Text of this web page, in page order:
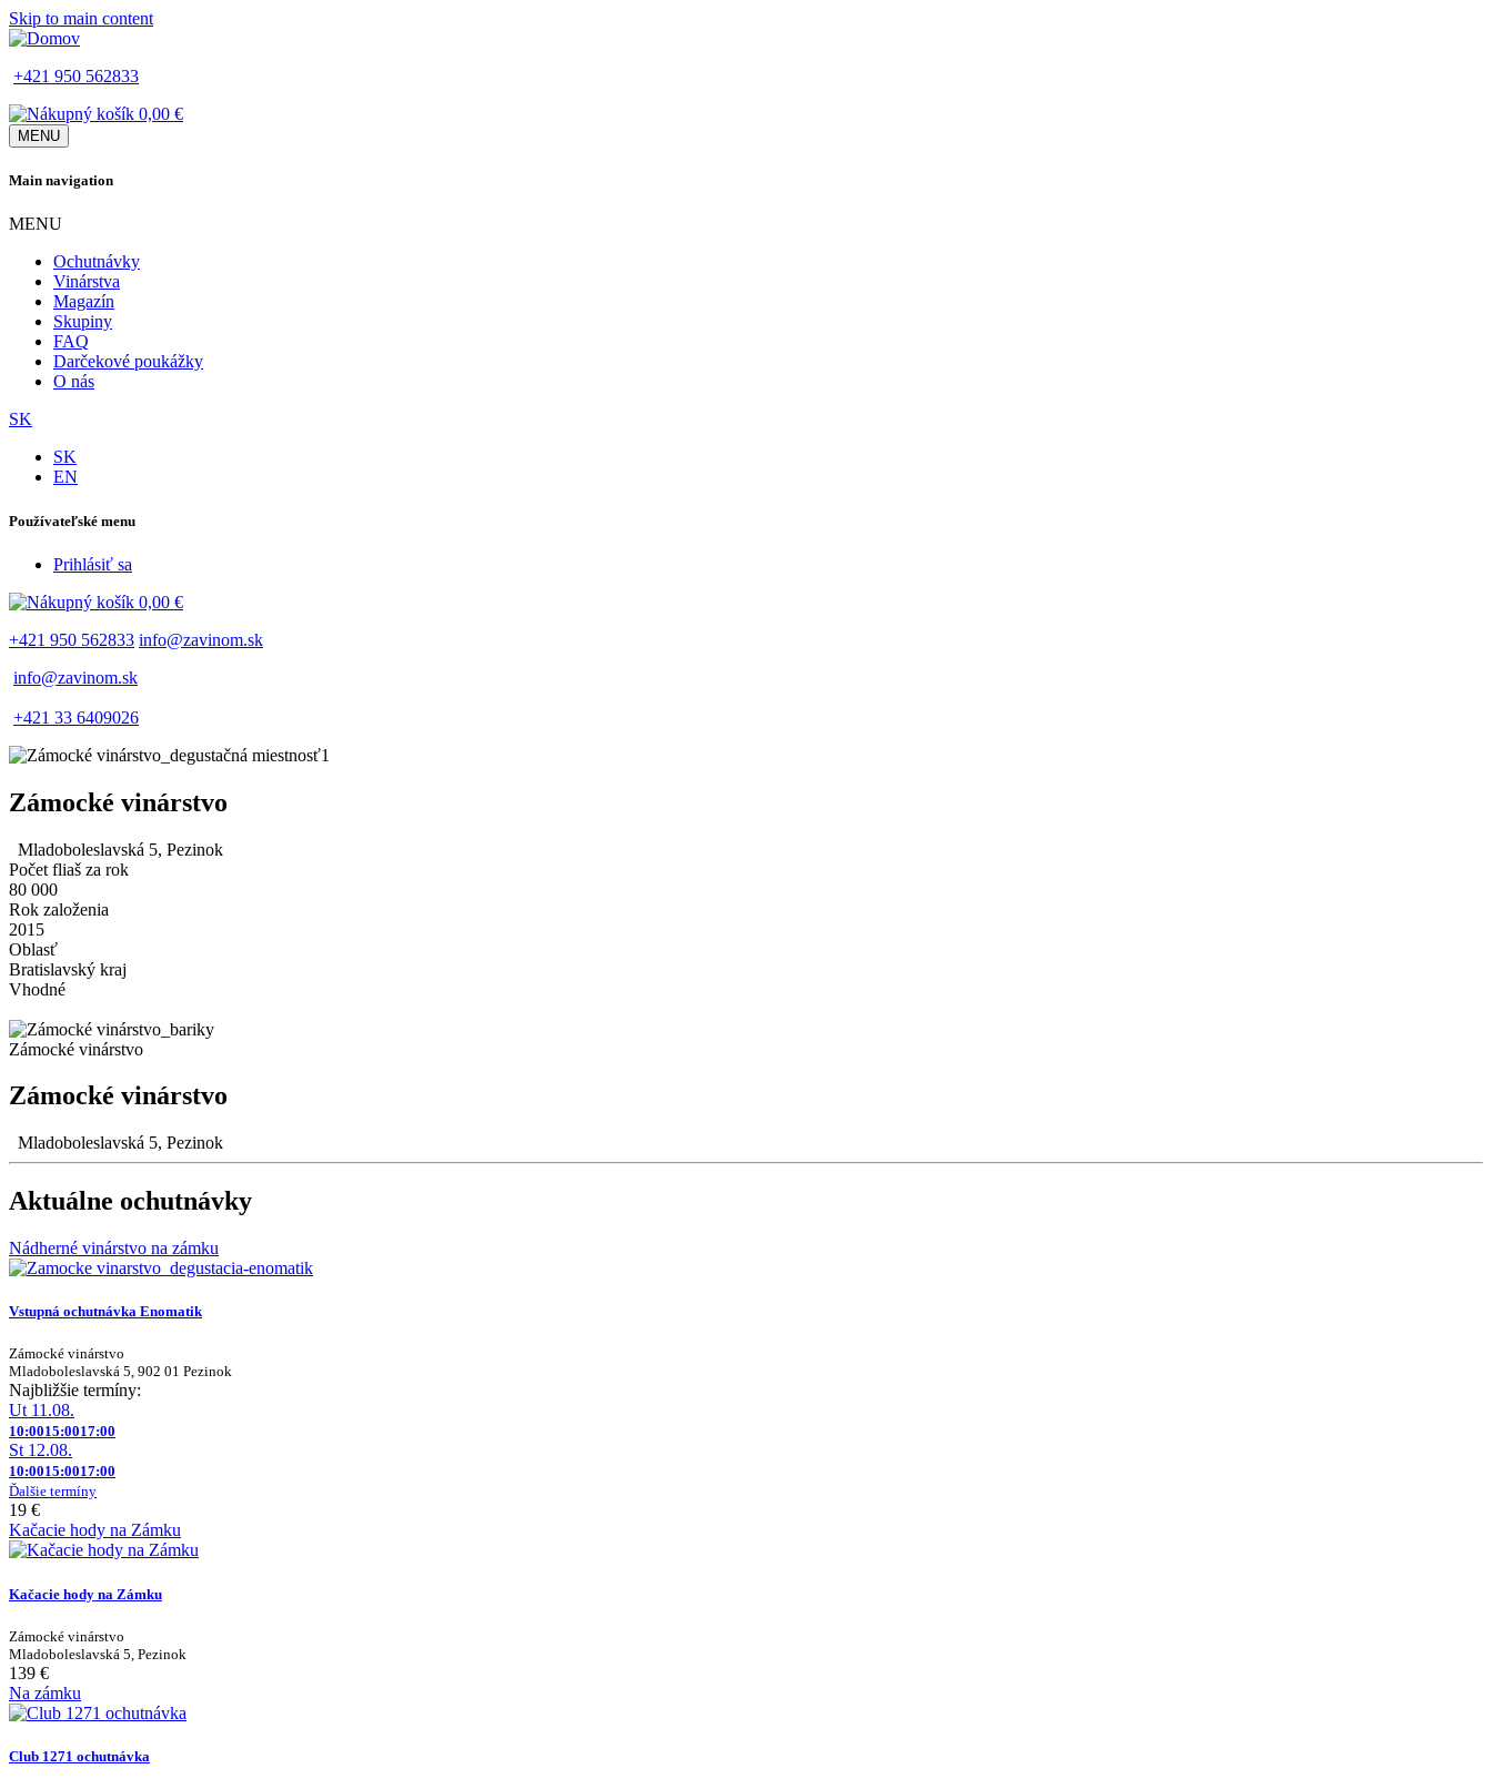
Skip to main content
+421 950 562833
0,00 €
MENU
Main navigation
MENU
Ochutnávky
Vinárstva
Magazín
Skupiny
FAQ
Darčekové poukážky
O nás
SK
SK
EN
Používateľské menu
Prihlásiť sa
0,00 €
+421 950 562833 info@zavinom.sk
info@zavinom.sk
+421 33 6409026
Zámocké vinárstvo
Mladoboleslavská 5, Pezinok
Počet fliaš za rok
80 000
Rok založenia
2015
Oblasť
Bratislavský kraj
Vhodné
Zámocké vinárstvo
Zámocké vinárstvo
Mladoboleslavská 5, Pezinok
Aktuálne ochutnávky
Nádherné vinárstvo na zámku
Vstupná ochutnávka Enomatik
Zámocké vinárstvo
Mladoboleslavská 5, 902 01 Pezinok
Najbližšie termíny:
Ut 11.08.
10:0015:0017:00
St 12.08.
10:0015:0017:00
Ďalšie termíny
19 €
Kačacie hody na Zámku
Kačacie hody na Zámku
Zámocké vinárstvo
Mladoboleslavská 5, Pezinok
139 €
Na zámku
Club 1271 ochutnávka